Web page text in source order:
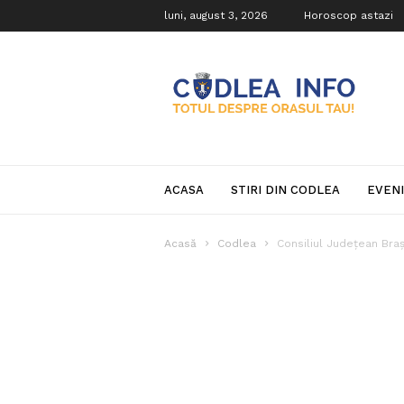
luni, august 3, 2026 Horoscop astazi
Info
ACASA STIRI DIN CODLEA
Acasă Codlea Consiliul Judeţean